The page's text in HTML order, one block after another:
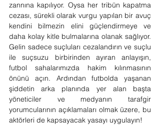
zannına kapılıyor. Oysa her tribün kapatma
cezası, sürekli olarak vurgu yapılan bir avuç
kendini bilmezin elini güçlendirmeye ve
daha kolay kitle bulmalarına olanak sağlıyor.
Gelin sadece suçluları cezalandırın ve suçlu
ile suçsuzu birbirinden ayıran anlayışın,
futbol sahalarımızda hakim kılınmasının
önünü açın. Ardından futbolda yaşanan
şiddetin arka planında yer alan başta
yöneticiler ve medyanın tarafgir
yorumcularının açıklamaları olmak üzere, bu
aktörleri de kapsayacak yasayı uygulayın!